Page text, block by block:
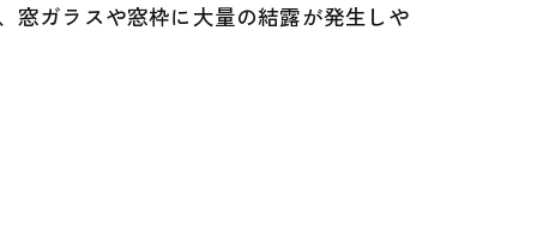
窓ガラスや窓枠に大量の結露が発生しや